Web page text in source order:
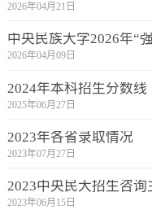
2026年04月21日
中央民族大学2026年“
2026年04月09日
2024年本科招生分数线
2025年06月27日
2023年各省录取情况
2023年07月27日
2023中央民大招生咨询
2023年06月15日